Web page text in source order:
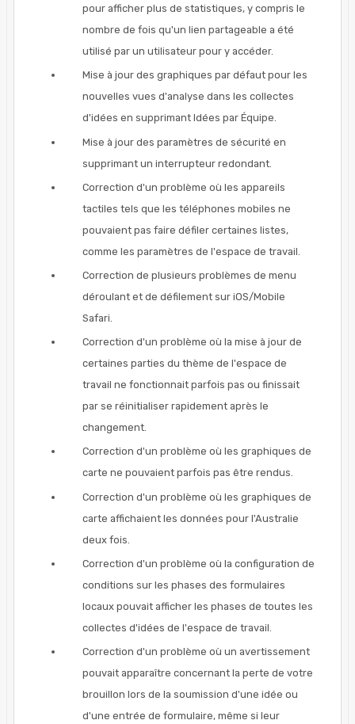
pour afficher plus de statistiques, y compris le
nombre de fois qu'un lien partageable a été
utilisé par un utilisateur pour y accéder.
Mise à jour des graphiques par défaut pour les
nouvelles vues d'analyse dans les collectes
d'idées en supprimant Idées par Équipe.
Mise à jour des paramètres de sécurité en
supprimant un interrupteur redondant.
Correction d'un problème où les appareils
tactiles tels que les téléphones mobiles ne
pouvaient pas faire défiler certaines listes,
comme les paramètres de l'espace de travail.
Correction de plusieurs problèmes de menu
déroulant et de défilement sur iOS/Mobile
Safari.
Correction d'un problème où la mise à jour de
certaines parties du thème de l'espace de
travail ne fonctionnait parfois pas ou finissait
par se réinitialiser rapidement après le
changement.
Correction d'un problème où les graphiques de
carte ne pouvaient parfois pas être rendus.
Correction d'un problème où les graphiques de
carte affichaient les données pour l'Australie
deux fois.
Correction d'un problème où la configuration de
conditions sur les phases des formulaires
locaux pouvait afficher les phases de toutes les
collectes d'idées de l'espace de travail.
Correction d'un problème où un avertissement
pouvait apparaître concernant la perte de votre
brouillon lors de la soumission d'une idée ou
d'une entrée de formulaire, même si leur